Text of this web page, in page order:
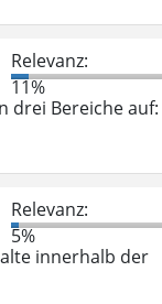
Relevanz:
11%
drei Bereiche auf:
Relevanz:
5%
innerhalb der